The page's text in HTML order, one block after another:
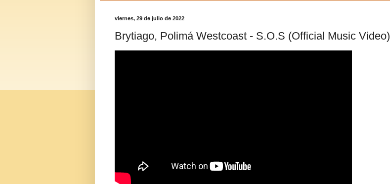
viernes, 29 de julio de 2022
Brytiago, Polimá Westcoast - S.O.S (Official Music Video)